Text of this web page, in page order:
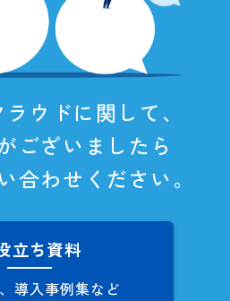
ウドに関して、
ございましたら
合わせください。
立ち資料
導入事例集など